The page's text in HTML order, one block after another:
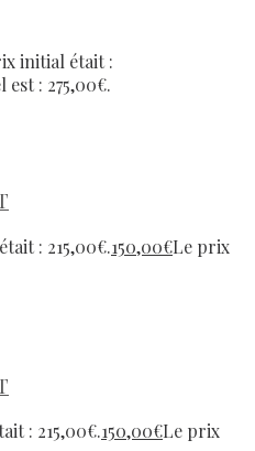
initial était :
: 275,00€.
: 215,00€.150,00€Le prix
: 215,00€.150,00€Le prix